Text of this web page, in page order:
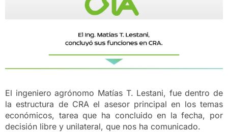
El ingeniero agrónomo Matías T. Lestani, fue dentro de
la estructura de CRA el asesor principal en los temas
económicos, tarea que ha concluido en la fecha, por
decisión libre y unilateral, que nos ha comunicado.